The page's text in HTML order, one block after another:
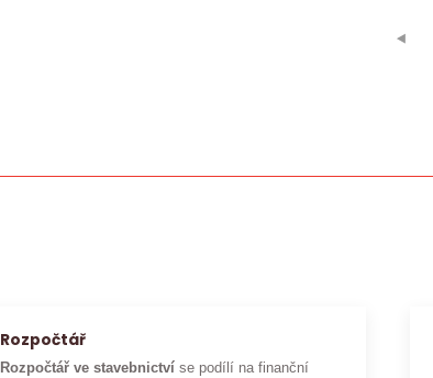
⯇
Rozpočtář
Rozpočtář ve stavebnictví se podílí na finanční